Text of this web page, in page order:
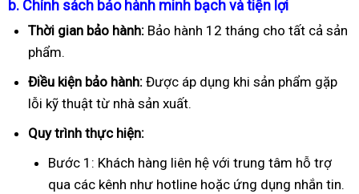
b. Chính sách bảo hành minh bạch và tiện lợi
Thời gian bảo hành: Bảo hành 12 tháng cho tất cả sản
phẩm.
Điều kiện bảo hành: Được áp dụng khi sản phẩm gặp
lỗi kỹ thuật từ nhà sản xuất.
Quy trình thực hiện:
Bước 1: Khách hàng liên hệ với trung tâm hỗ trợ
qua các kênh như hotline hoặc ứng dụng nhắn tin.